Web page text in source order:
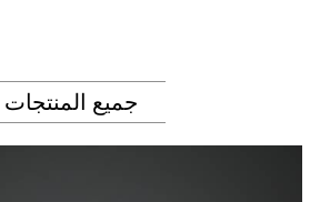
جميع المنتجات